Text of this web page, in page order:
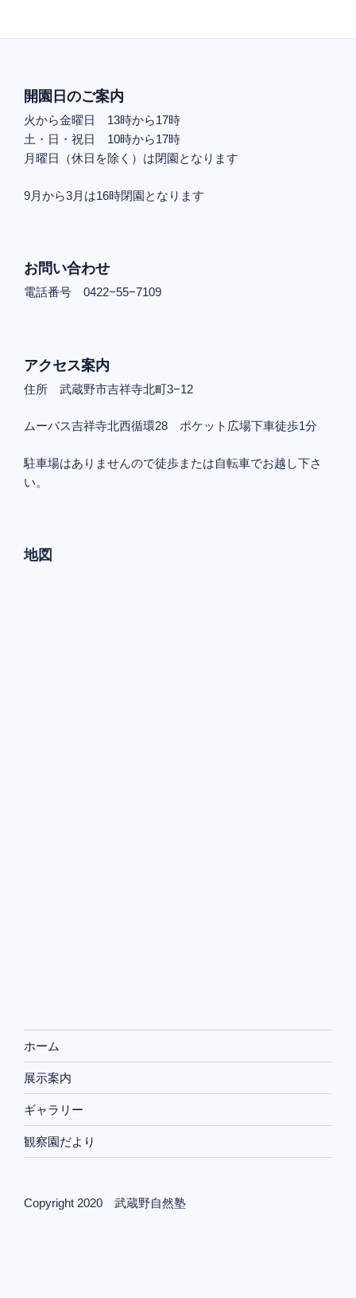
開園日のご案内
火から金曜日 13時から17時
土・日・祝日 10時から17時
月曜日（休日を除く）は閉園となります
9月から3月は16時閉園となります
お問い合わせ
電話番号 0422−55−7109
アクセス案内
住所 武蔵野市吉祥寺北町3−12
ムーバス吉祥寺北西循環28 ポケット広場下車徒歩1分
駐車場はありませんので徒歩または自転車でお越し下さ
い。
地図
ホーム
展示案内
ギャラリー
観察園だより
Copyright 2020 武蔵野自然塾